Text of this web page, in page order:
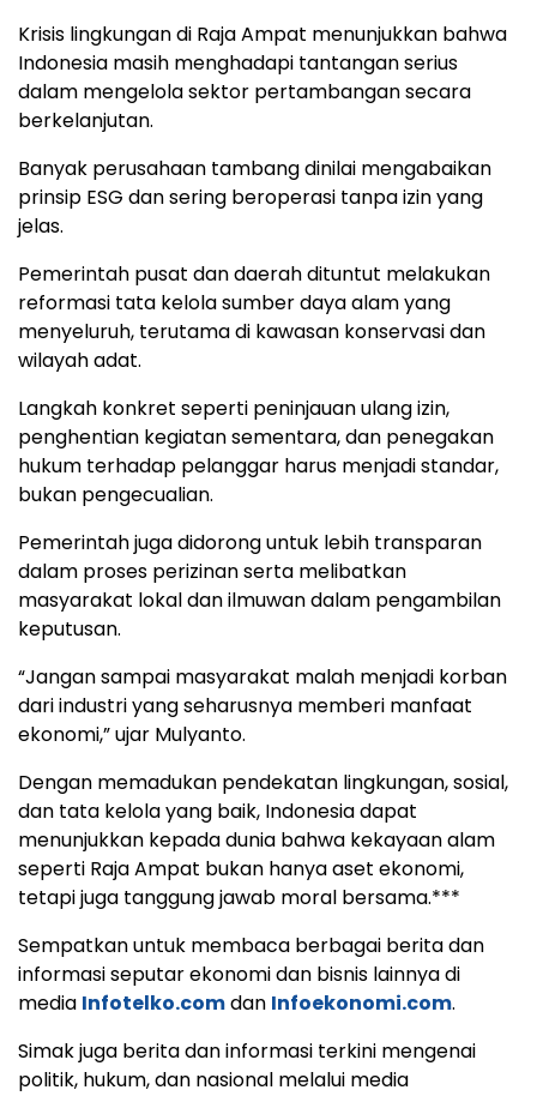
Krisis lingkungan di Raja Ampat menunjukkan bahwa
Indonesia masih menghadapi tantangan serius
dalam mengelola sektor pertambangan secara
berkelanjutan.
Banyak perusahaan tambang dinilai mengabaikan
prinsip ESG dan sering beroperasi tanpa izin yang
jelas.
Pemerintah pusat dan daerah dituntut melakukan
reformasi tata kelola sumber daya alam yang
menyeluruh, terutama di kawasan konservasi dan
wilayah adat.
Langkah konkret seperti peninjauan ulang izin,
penghentian kegiatan sementara, dan penegakan
hukum terhadap pelanggar harus menjadi standar,
bukan pengecualian.
Pemerintah juga didorong untuk lebih transparan
dalam proses perizinan serta melibatkan
masyarakat lokal dan ilmuwan dalam pengambilan
keputusan.
“Jangan sampai masyarakat malah menjadi korban
dari industri yang seharusnya memberi manfaat
ekonomi,” ujar Mulyanto.
Dengan memadukan pendekatan lingkungan, sosial,
dan tata kelola yang baik, Indonesia dapat
menunjukkan kepada dunia bahwa kekayaan alam
seperti Raja Ampat bukan hanya aset ekonomi,
tetapi juga tanggung jawab moral bersama.***
Sempatkan untuk membaca berbagai berita dan
informasi seputar ekonomi dan bisnis lainnya di
media Infotelko.comdan Infoekonomi.com.
Simak juga berita dan informasi terkini mengenai
politik, hukum, dan nasional melalui media